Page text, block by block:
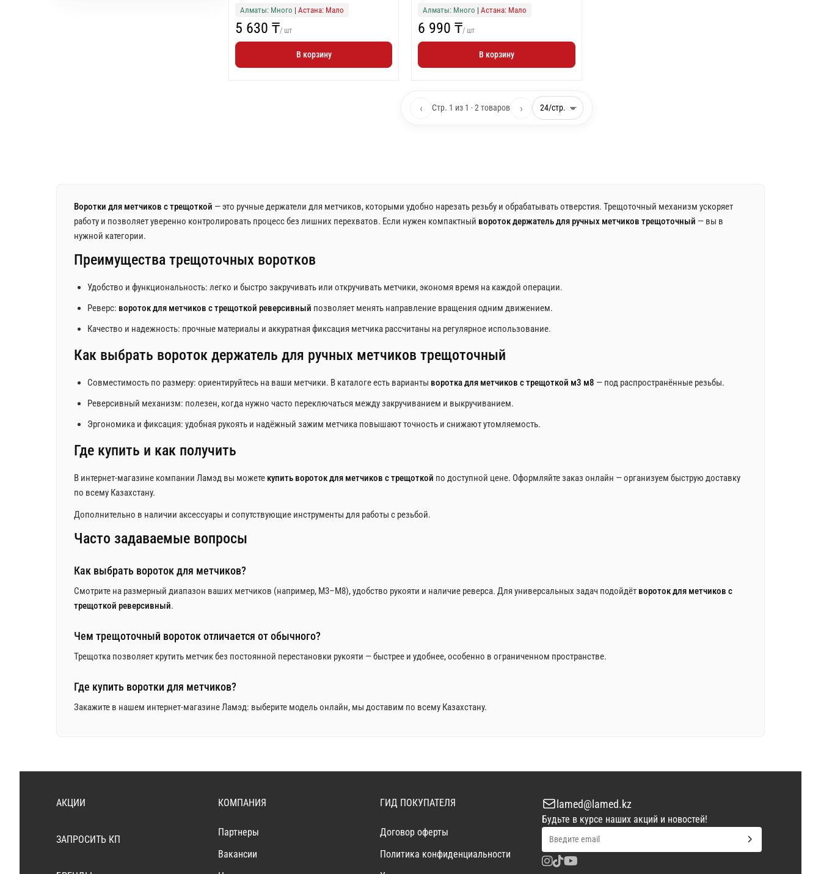
Алматы: Много | Астана: Мало
5 630 ₸/ шт
В корзину
Алматы: Много |Астана: Мало
6 990 ₸/ шт
В корзину
‹ Стр. 1 из 1 · 2 товаров ›
Воротки для метчиков с трещоткой — это ручные держатели для метчиков, которыми удобно нарезать резьбу и обрабатывать отверстия. Трещоточный механизм ускоряет
работу и позволяет уверенно контролировать процесс без лишних перехватов. Если нужен компактный вороток держатель для ручных метчиков трещоточный — вы в
нужной категории.
Преимущества трещоточных воротков
Удобство и функциональность: легко и быстро закручивать или откручивать метчики, экономя время на каждой операции.
Реверс: вороток для метчиков с трещоткой реверсивный позволяет менять направление вращения одним движением.
Качество и надежность: прочные материалы и аккуратная фиксация метчика рассчитаны на регулярное использование.
Как выбрать вороток держатель для ручных метчиков трещоточный
Совместимость по размеру: ориентируйтесь на ваши метчики. В каталоге есть варианты воротка для метчиков с трещоткой м3 м8 — под распространённые резьбы.
Реверсивный механизм: полезен, когда нужно часто переключаться между закручиванием и выкручиванием.
Эргономика и фиксация: удобная рукоять и надёжный зажим метчика повышают точность и снижают утомляемость.
Где купить и как получить
В интернет-магазине компании Ламэд вы можете купить вороток для метчиков с трещоткой по доступной цене. Оформляйте заказ онлайн — организуем быструю доставку
по всему Казахстану.
Дополнительно в наличии аксессуары и сопутствующие инструменты для работы с резьбой.
Часто задаваемые вопросы
Как выбрать вороток для метчиков?
Смотрите на размерный диапазон ваших метчиков (например, М3–М8), удобство рукояти и наличие реверса. Для универсальных задач подойдёт вороток для метчиков с
трещоткой реверсивный.
Чем трещоточный вороток отличается от обычного?
Трещотка позволяет крутить метчик без постоянной перестановки рукояти — быстрее и удобнее, особенно в ограниченном пространстве.
Где купить воротки для метчиков?
Закажите в нашем интернет-магазине Ламэд: выберите модель онлайн, мы доставим по всему Казахстану.
АКЦИИ
ЗАПРОСИТЬ КП
КОМПАНИЯ
Партнеры
Вакансии
ГИД ПОКУПАТЕЛЯ
Договор оферты
Политика конфиденциальности
lamed@lamed.kz
Будьте в курсе наших акций и новостей!